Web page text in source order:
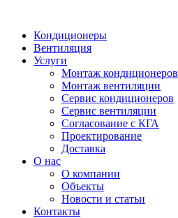
Кондиционеры
Вентиляция
Услуги
Монтаж кондиционеров
Монтаж вентиляции
Сервис кондиционеров
Сервис вентиляции
Согласование с КГА
Проектирование
Доставка
О нас
О компании
Объекты
Новости и статьи
Контакты